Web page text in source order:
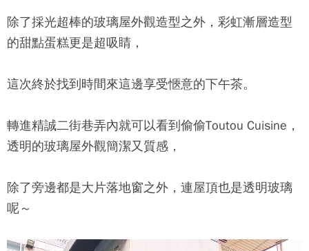
除了採光超棒的玻璃屋外觀造型之外，彩虹漸層造型
的甜點蛋糕更是超吸睛，
這次終於找到時間來這邊享受愜意的下午茶。
轉進精誠二街巷弄內就可以看到偷偷Toutou Cuisine，
透明的玻璃屋外觀簡潔又質感，
除了旁邊都是大片落地窗之外，連屋頂也是透明玻璃
呢～